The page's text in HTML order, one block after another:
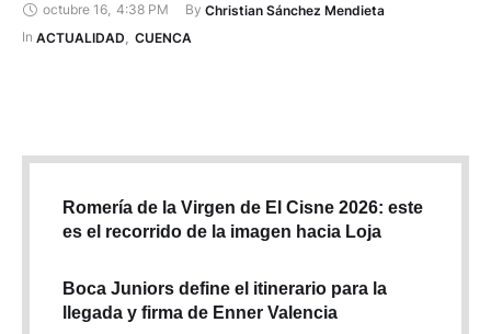
Esta es una iniciativa del Gobierno del Ecuador que facilita el
acceso a una primera vivienda a través de un crédito
octubre 16, 4:38 PM By Christian Sánchez Mendieta
In ACTUALIDAD CUENCA
Romería de la Virgen de El Cisne 2026: este
es el recorrido de la imagen hacia Loja
Boca Juniors define el itinerario para la
llegada y firma de Enner Valencia